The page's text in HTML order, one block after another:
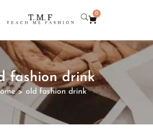
0
fashion drink
> old fashion drink